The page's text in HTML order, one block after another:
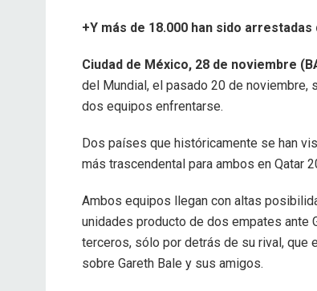
+Y más de 18.000 han sido
Ciudad de México, 28 de noviembre
del Mundial, el pasado 20 de noviembre,
dos equipos enfrentarse.
Dos países que históricamente se han
más trascendental para ambos en Qatar
Ambos equipos llegan con altas
unidades producto de dos empates ante
terceros, sólo por detrás de su rival, que
sobre Gareth Bale y sus amigos.